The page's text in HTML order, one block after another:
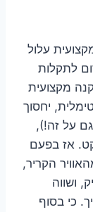
עלול
לתקלות
מקצועית
יחסוך
על זה!),
אז בפעם
הקריר,
ושווה
כי בסוף